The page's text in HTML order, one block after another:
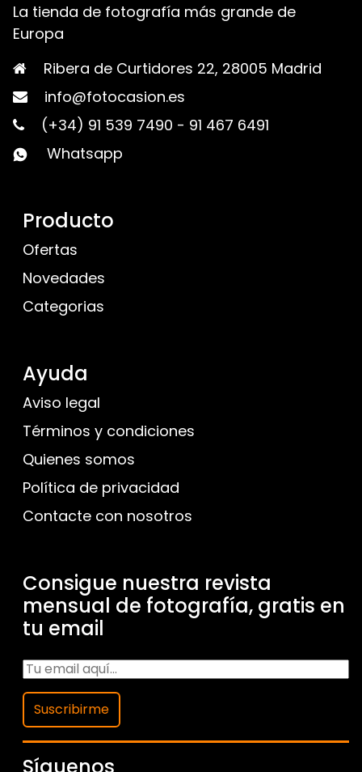
La tienda de fotografía más grande de
Europa
Ribera de Curtidores 22, 28005 Madrid
info@fotocasion.es
(+34) 91 539 7490 - 91 467 6491
Whatsapp
Producto
Ofertas
Novedades
Categorias
Ayuda
Aviso legal
Términos y condiciones
Quienes somos
Política de privacidad
Contacte con nosotros
Consigue nuestra revista
mensual de fotografía, gratis en
tu email
Suscribirme
Síguenos